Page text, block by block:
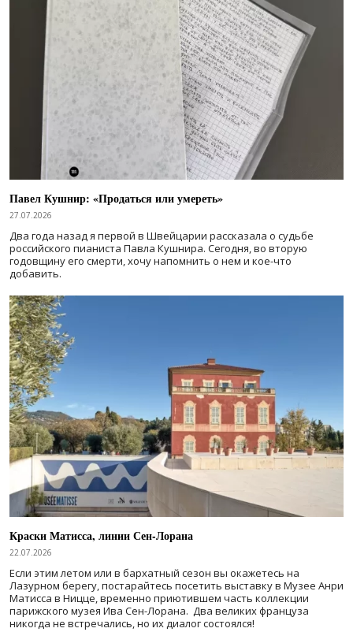
Павел Кушнир: «Продаться или умереть»
27.07.2026
Два года назад я первой в Швейцарии рассказала о судьбе
российского пианиста Павла Кушнира. Сегодня, во вторую
годовщину его смерти, хочу напомнить о нем и кое-что
добавить.
Краски Матисса, линии Сен-Лорана
22.07.2026
Если этим летом или в бархатный сезон вы окажетесь на
Лазурном берегу, постарайтесь посетить выставку в Музее Анри
Матисса в Ницце, временно приютившем часть коллекции
парижского музея Ива Сен-Лорана. Два великих француза
никогда не встречались, но их диалог состоялся!